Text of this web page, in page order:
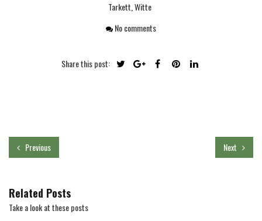
Tarkett,Witte
No comments
Share this post:
Previous Next
Related Posts
Take a look at these posts